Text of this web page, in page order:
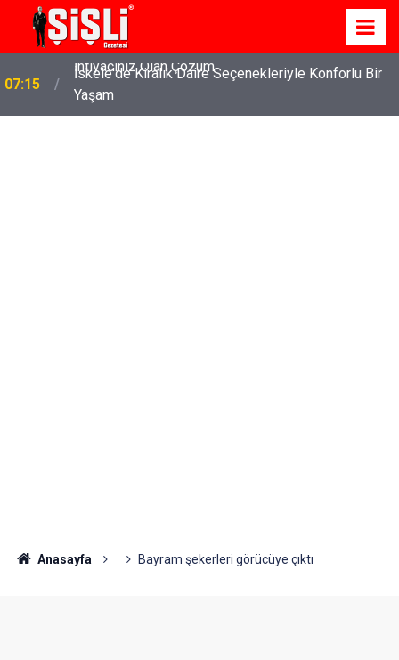
07:15
İskele'de Kiralık Daire Seçenekleriyle Konforlu Bir
Yaşam
Anasayfa Bayram şekerleri görücüye çıktı